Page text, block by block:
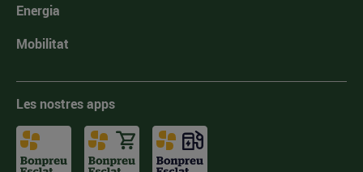
Energia
Mobilitat
Les nostres apps